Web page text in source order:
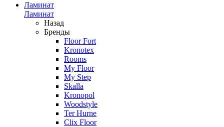
Ламинат
Ламинат
Назад
Бренды
Floor Fort
Kronotex
Rooms
My Floor
My Step
Skalla
Kronopol
Woodstyle
Ter Hurne
Clix Floor